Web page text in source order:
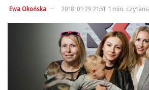
Ewa Okońska 2018-01-29 21:51 1 min.